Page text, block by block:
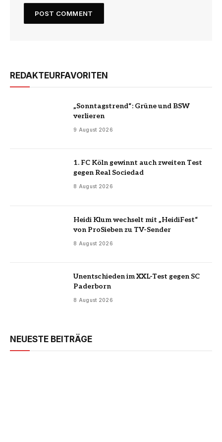
REDAKTEURFAVORITEN
„Sonntagstrend“: Grüne und BSW
verlieren
9 August 2026
1. FC Köln gewinnt auch zweiten Test
gegen Real Sociedad
8 August 2026
Heidi Klum wechselt mit „HeidiFest“
von ProSieben zu TV-Sender
8 August 2026
Unentschieden im XXL-Test gegen SC
Paderborn
8 August 2026
NEUESTE BEITRÄGE